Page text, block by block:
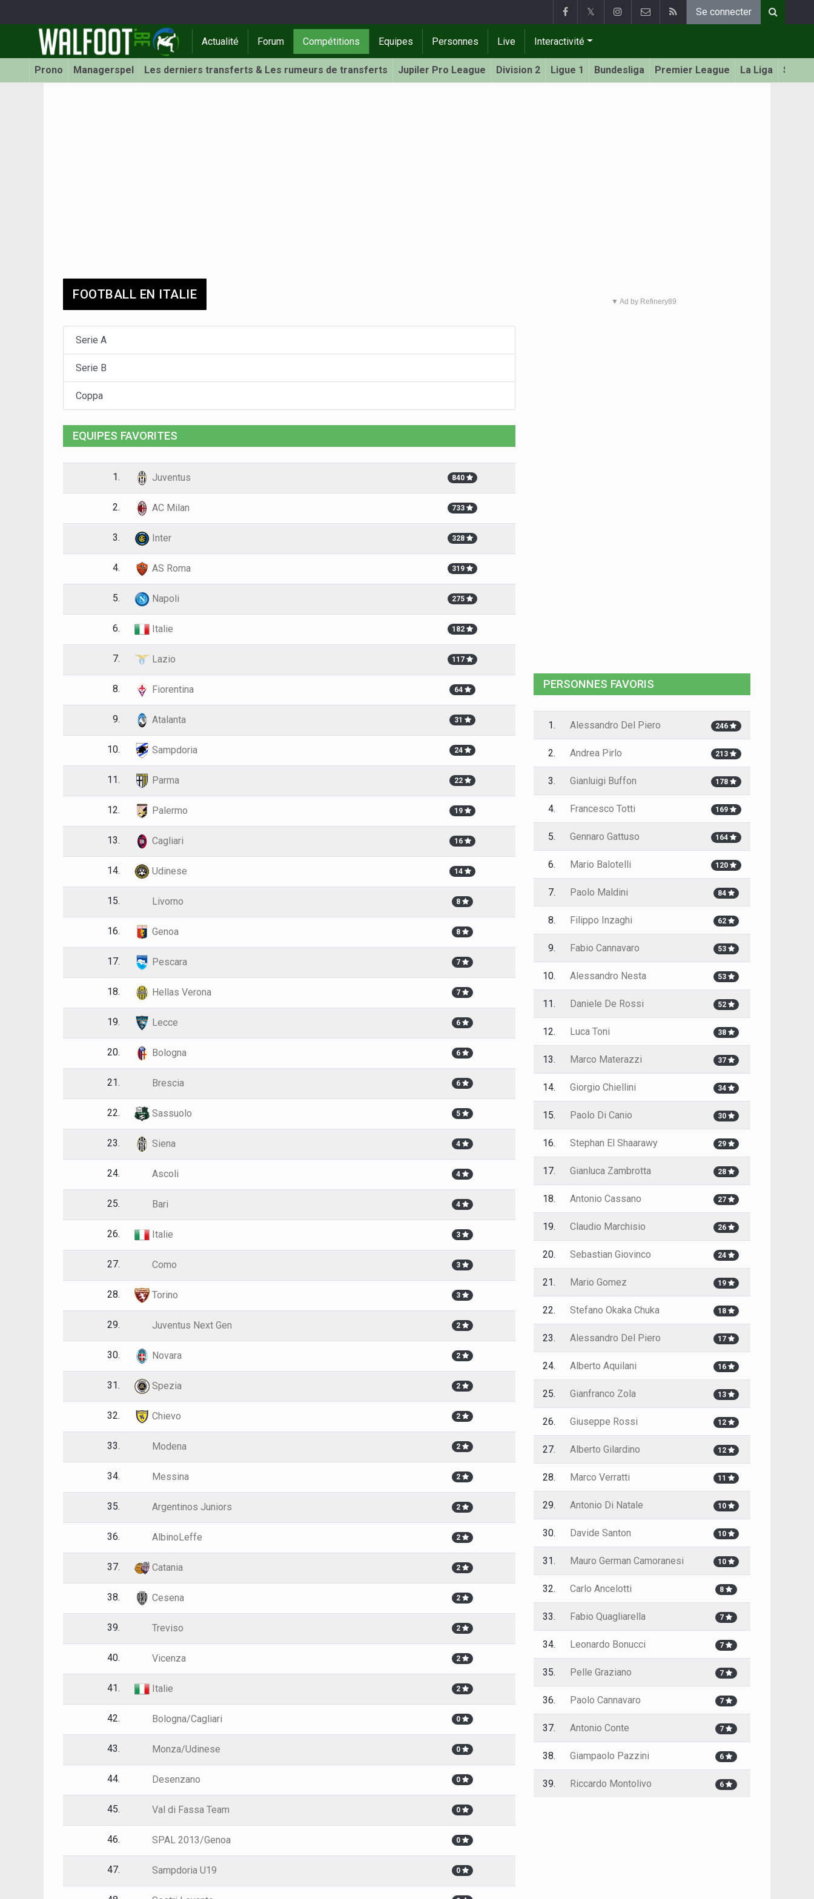
𝕏 Se connecter
Actualité Forum Compétitions Equipes Personnes Live Interactivité
Prono Managerspel Les derniers transferts & Les rumeurs de transferts Jupiler Pro League Division 2 Ligue 1 Bundesliga Premier League La Liga Serie
FOOTBALL EN ITALIE
Serie A
Serie B
Coppa
EQUIPES FAVORITES
1. Juventus 840
2. AC Milan 733
3. Inter 328
4. AS Roma 319
5. Napoli 275
6. Italie 182
7. Lazio 117
8. Fiorentina 64
9. Atalanta 31
10. Sampdoria 24
11. Parma 22
12. Palermo 19
13. Cagliari 16
14. Udinese 14
15. Livorno 8
16. Genoa 8
17. Pescara 7
18. Hellas Verona 7
19. Lecce 6
20. Bologna 6
21. Brescia 6
22. Sassuolo 5
23. Siena 4
24. Ascoli 4
25. Bari 4
26. Italie 3
27. Como 3
28. Torino 3
29. Juventus Next Gen 2
30. Novara 2
31. Spezia 2
32. Chievo 2
33. Modena 2
34. Messina 2
35. Argentinos Juniors 2
36. AlbinoLeffe 2
37. Catania 2
38. Cesena 2
39. Treviso 2
40. Vicenza 2
41. Italie 2
42. Bologna/Cagliari 0
43. Monza/Udinese 0
44. Desenzano 0
45. Val di Fassa Team 0
46. SPAL 2013/Genoa 0
47. Sampdoria U19 0
▼ Ad by Refinery89
PERSONNES FAVORIS
1. Alessandro Del Piero 246
2. Andrea Pirlo 213
3. Gianluigi Buffon 178
4. Francesco Totti 169
5. Gennaro Gattuso 164
6. Mario Balotelli 120
7. Paolo Maldini 84
8. Filippo Inzaghi 62
9. Fabio Cannavaro 53
10. Alessandro Nesta 53
11. Daniele De Rossi 52
12. Luca Toni 38
13. Marco Materazzi 37
14. Giorgio Chiellini 34
15. Paolo Di Canio 30
16. Stephan El Shaarawy 29
17. Gianluca Zambrotta 28
18. Antonio Cassano 27
19. Claudio Marchisio 26
20. Sebastian Giovinco 24
21. Mario Gomez 19
22. Stefano Okaka Chuka 18
23. Alessandro Del Piero 17
24. Alberto Aquilani 16
25. Gianfranco Zola 13
26. Giuseppe Rossi 12
27. Alberto Gilardino 12
28. Marco Verratti 11
29. Antonio Di Natale 10
30. Davide Santon 10
31. Mauro German Camoranesi 10
32. Carlo Ancelotti 8
33. Fabio Quagliarella 7
34. Leonardo Bonucci 7
35. Pelle Graziano 7
36. Paolo Cannavaro 7
37. Antonio Conte 7
38. Giampaolo Pazzini 6
39. Riccardo Montolivo 6